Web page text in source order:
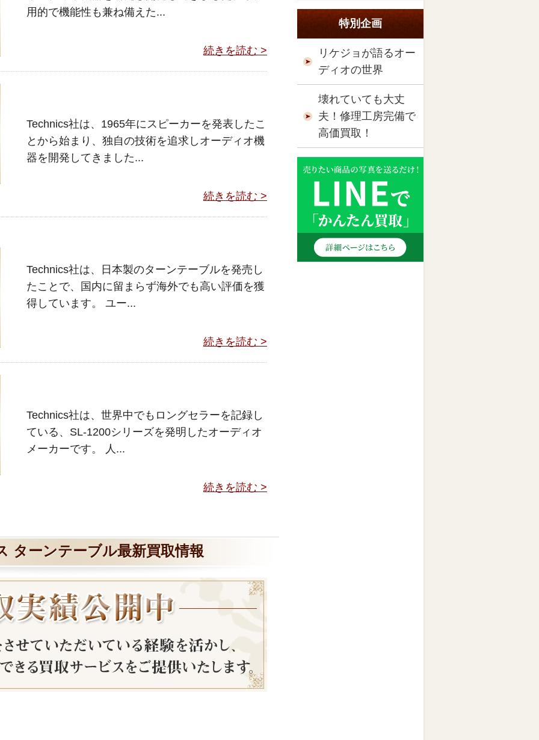
用的で機能性も兼ね備えた...
続きを読む >
Technics社は、1965年にスピーカーを発表したこ
とから始まり、独自の技術を追求しオーディオ機
器を開発してきました...
続きを読む >
Technics社は、日本製のターンテーブルを発売し
たことで、国内に留まらず海外でも高い評価を獲
得しています。 ユー...
続きを読む >
Technics社は、世界中でもロングセラーを記録し
ている、SL-1200シリーズを発明したオーディオ
メーカーです。 人...
続きを読む >
ターンテーブル最新買取情報
特別企画
リケジョが語るオー
ディオの世界
壊れていても大丈
夫！修理工房完備で
高価買取！